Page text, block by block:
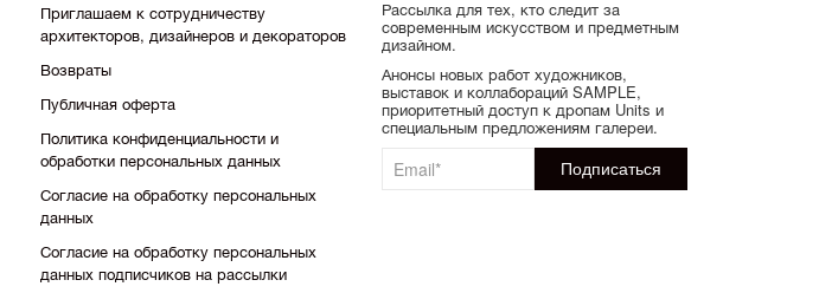
Приглашаем к сотрудничеству
архитекторов, дизайнеров и декораторов
Возвраты
Публичная оферта
Политика конфиденциальности и
обработки персональных данных
Согласие на обработку персональных
данных
Согласие на обработку персональных
данных подписчиков на рассылки
Рассылка для тех, кто следит за
современным искусством и предметным
дизайном.
Анонсы новых работ художников,
выставок и коллабораций SAMPLE,
приоритетный доступ к дропам Units и
специальным предложениям галереи.